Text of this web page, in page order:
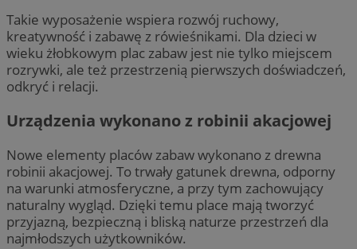
Takie wyposażenie wspiera rozwój ruchowy,
kreatywność i zabawę z rówieśnikami. Dla dzieci w
wieku żłobkowym plac zabaw jest nie tylko miejscem
rozrywki, ale też przestrzenią pierwszych doświadczeń,
odkryć i relacji.
Urządzenia wykonano z robinii akacjowej
Nowe elementy placów zabaw wykonano z drewna
robinii akacjowej. To trwały gatunek drewna, odporny
na warunki atmosferyczne, a przy tym zachowujący
naturalny wygląd. Dzięki temu place mają tworzyć
przyjazną, bezpieczną i bliską naturze przestrzeń dla
najmłodszych użytkowników.